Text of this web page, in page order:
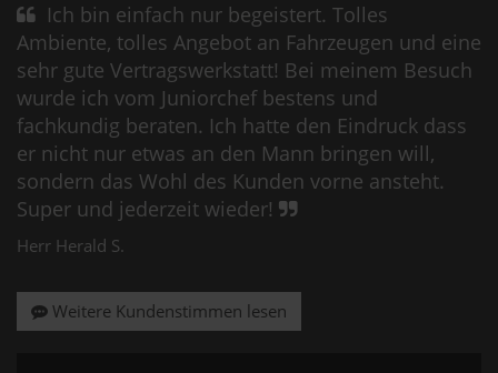
Ich bin einfach nur begeistert. Tolles
Ambiente, tolles Angebot an Fahrzeugen und eine
sehr gute Vertragswerkstatt! Bei meinem Besuch
wurde ich vom Juniorchef bestens und
fachkundig beraten. Ich hatte den Eindruck dass
er nicht nur etwas an den Mann bringen will,
sondern das Wohl des Kunden vorne ansteht.
Super und jederzeit wieder!
Herr Herald S.
Weitere Kundenstimmen lesen